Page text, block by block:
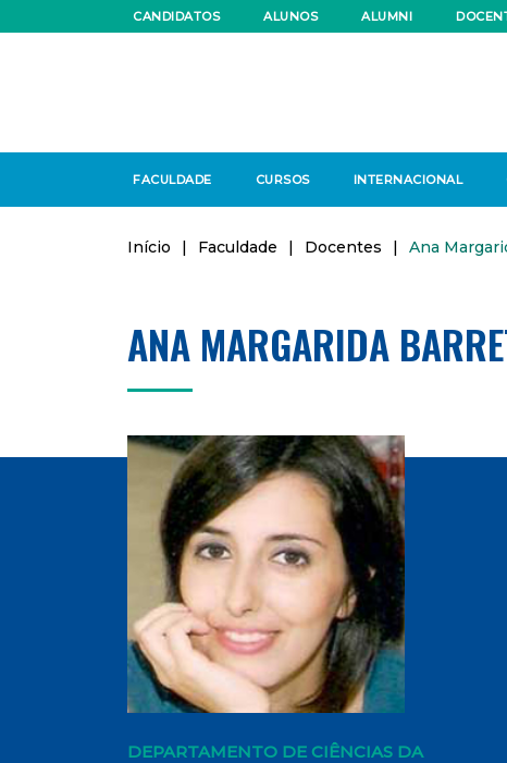
CANDIDATOS ALUNOS ALUMNI
FACULDADE CURSOS INTERNACIONAL
Início | Faculdade | Docentes | Ana
ANA MARGARIDA
DEPARTAMENTO DE CIÊNCIAS DA